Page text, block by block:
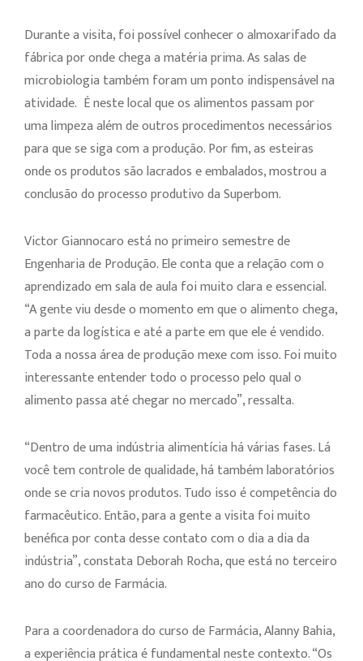
Durante a visita, foi possível conhecer o almoxarifado da
fábrica por onde chega a matéria prima. As salas de
microbiologia também foram um ponto indispensável na
atividade. É neste local que os alimentos passam por
uma limpeza além de outros procedimentos necessários
para que se siga com a produção. Por fim, as esteiras
onde os produtos são lacrados e embalados, mostrou a
conclusão do processo produtivo da Superbom.
Victor Giannocaro está no primeiro semestre de
Engenharia de Produção. Ele conta que a relação com o
aprendizado em sala de aula foi muito clara e essencial.
“A gente viu desde o momento em que o alimento chega,
a parte da logística e até a parte em que ele é vendido.
Toda a nossa área de produção mexe com isso. Foi muito
interessante entender todo o processo pelo qual o
alimento passa até chegar no mercado”, ressalta.
“Dentro de uma indústria alimentícia há várias fases. Lá
você tem controle de qualidade, há também laboratórios
onde se cria novos produtos. Tudo isso é competência do
farmacêutico. Então, para a gente a visita foi muito
benéfica por conta desse contato com o dia a dia da
indústria”, constata Deborah Rocha, que está no terceiro
ano do curso de Farmácia.
Para a coordenadora do curso de Farmácia, Alanny Bahia,
a experiência prática é fundamental neste contexto. “Os